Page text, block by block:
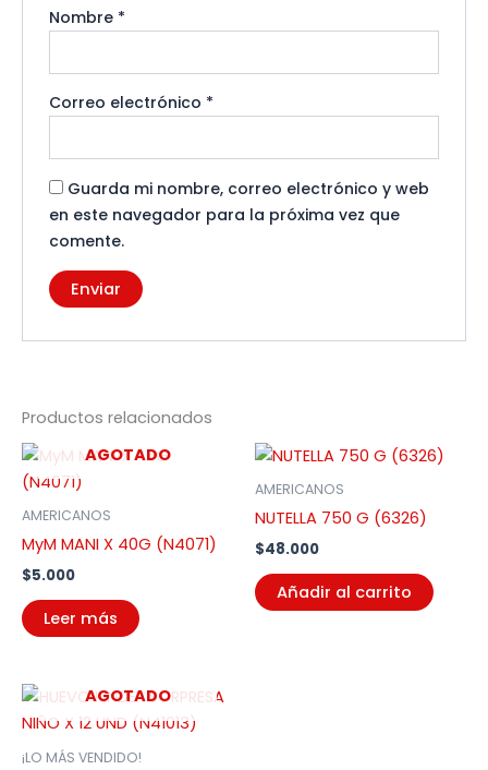
Nombre *
Correo electrónico *
Guarda mi nombre, correo electrónico y web
en este navegador para la próxima vez que
comente.
Productos relacionados
AGOTADO
AMERICANOS
MyM MANI X 40G (N4071)
$5.000
Leer más
AMERICANOS
NUTELLA 750 G (6326)
$48.000
Añadir al carrito
AGOTADO
¡LO MÁS VENDIDO!